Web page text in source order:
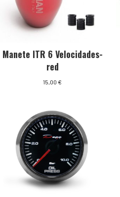
Manete ITR 6 Velocidades-
red
15,00 €